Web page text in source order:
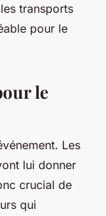
transports
pour le
le
Les
lui donner
crucial de
qui